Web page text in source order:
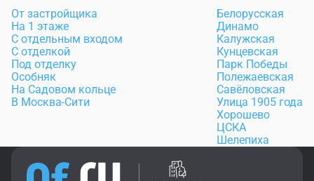
От застройщика
На 1 этаже
С отдельным входом
С отделкой
Под отделку
Особняк
На Садовом кольце
В Москва-Сити
Белорусская
Динамо
Калужская
Кунцевская
Парк Победы
Полежаевская
Савёловская
Улица 1905 года
Хорошево
ЦСКА
Шелепиха